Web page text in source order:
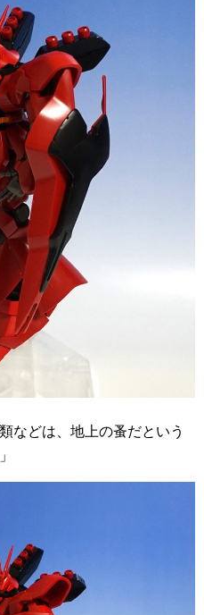
などは、地上の蚤だという